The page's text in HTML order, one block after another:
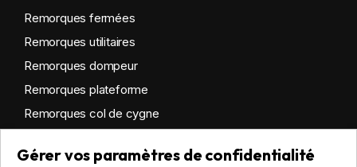
Gérer vos paramètres de confidentialité
Remorques fermées
Remorques utilitaires
Remorques dompeur
Remorques plateforme
Remorques col de cygne
Remorques sur mesure